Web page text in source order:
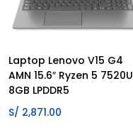
Laptop Lenovo V15 G4
AMN 15.6″ Ryzen 5 7520U
8GB LPDDR5
S/ 2,871.00